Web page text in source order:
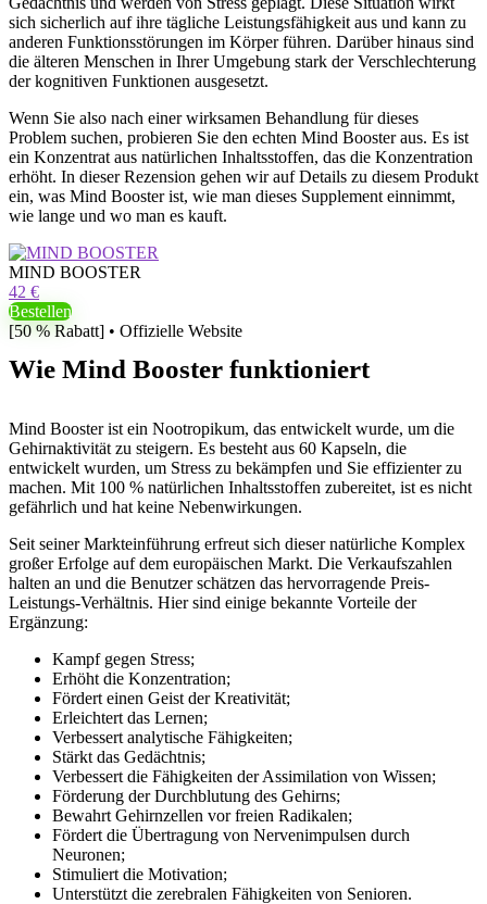
sich sicherlich auf ihre tägliche Leistungsfähigkeit aus und kann zu
anderen Funktionsstörungen im Körper führen. Darüber hinaus sind
die älteren Menschen in Ihrer Umgebung stark der Verschlechterung
der kognitiven Funktionen ausgesetzt.
Wenn Sie also nach einer wirksamen Behandlung für dieses
Problem suchen, probieren Sie den echten Mind Booster aus. Es ist
ein Konzentrat aus natürlichen Inhaltsstoffen, das die Konzentration
erhöht. In dieser Rezension gehen wir auf Details zu diesem Produkt
ein, was Mind Booster ist, wie man dieses Supplement einnimmt,
wie lange und wo man es kauft.
MIND BOOSTER
42 €
Bestellen
[50 % Rabatt] • Offizielle Website
Wie Mind Booster funktioniert
Mind Booster ist ein Nootropikum, das entwickelt wurde, um die
Gehirnaktivität zu steigern. Es besteht aus 60 Kapseln, die
entwickelt wurden, um Stress zu bekämpfen und Sie effizienter zu
machen. Mit 100 % natürlichen Inhaltsstoffen zubereitet, ist es nicht
gefährlich und hat keine Nebenwirkungen.
Seit seiner Markteinführung erfreut sich dieser natürliche Komplex
großer Erfolge auf dem europäischen Markt. Die Verkaufszahlen
halten an und die Benutzer schätzen das hervorragende Preis-
Leistungs-Verhältnis. Hier sind einige bekannte Vorteile der
Ergänzung:
Kampf gegen Stress;
Erhöht die Konzentration;
Fördert einen Geist der Kreativität;
Erleichtert das Lernen;
Verbessert analytische Fähigkeiten;
Stärkt das Gedächtnis;
Verbessert die Fähigkeiten der Assimilation von Wissen;
Förderung der Durchblutung des Gehirns;
Bewahrt Gehirnzellen vor freien Radikalen;
Fördert die Übertragung von Nervenimpulsen durch
Neuronen;
Stimuliert die Motivation;
Unterstützt die zerebralen Fähigkeiten von Senioren.